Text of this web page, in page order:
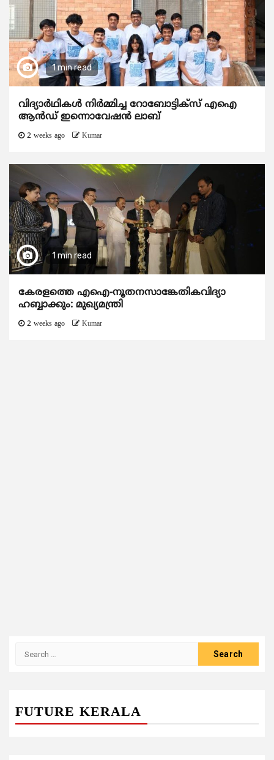
1 min read
വിദ്യാര്‍ഥികള്‍ നിര്‍മ്മിച്ച റോബോട്ടിക്സ് എഐ
ആന്‍ഡ് ഇന്നൊവേഷന്‍ ലാബ്
2 weeks ago Kumar
1 min read
കേരളത്തെ എഐ-നൂതനസാങ്കേതികവിദ്യാ
ഹബ്ബാക്കും: മുഖ്യമന്ത്രി
2 weeks ago Kumar
FUTURE KERALA